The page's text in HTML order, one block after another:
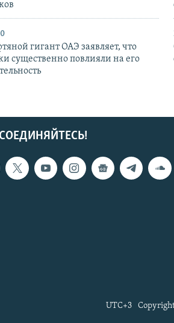
гигант ОАЭ заявляет, что
существенно повлияли на его
UTC+3